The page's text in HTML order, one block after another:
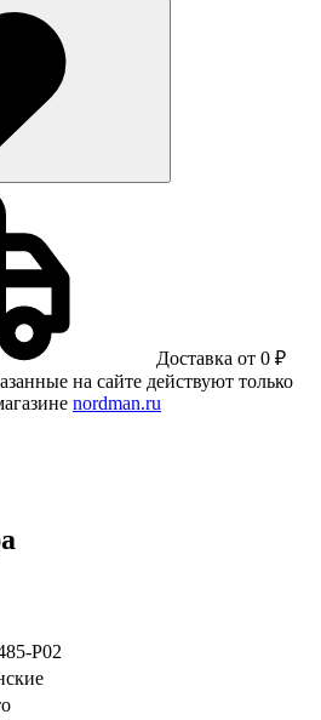
Доставка от 0 ₽
на сайте действуют только
nordman.ru
P02